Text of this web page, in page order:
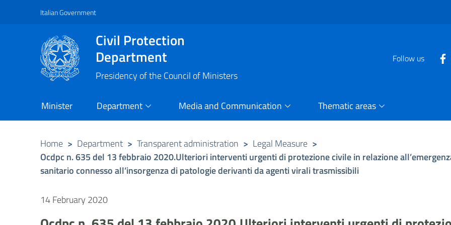
Vai al contenuto principale
Raggiungi il piè di pagina
Italian Government
Civil Protection
Department
Presidency of the Council of Ministers
Follow us
Minister Department Media and Communication Thematic areas
Home > Department > Transparent administration > Legal Measure >
Ocdpc n. 635 del 13 febbraio 2020.Ulteriori interventi urgenti di protezione civile in relazione
sanitario connesso all’insorgenza di patologie derivanti da agenti virali trasmissibili
14 February 2020